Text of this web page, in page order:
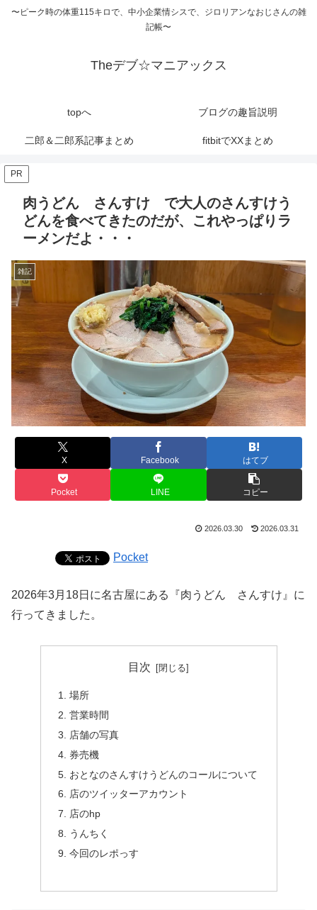
〜ピーク時の体重115キロで、中小企業情シスで、ジロリアンなおじさんの雑
記帳〜
Theデブ☆マニアックス
topへ ブログの趣旨説明
二郎＆二郎系記事まとめ fitbitでXXまとめ
PR
肉うどん さんすけ で大人のさんすけう
どんを食べてきたのだが、これやっぱりラ
ーメンだよ・・・
雑記
X Facebook はてブ
Pocket LINE コピー
2026.03.30 2026.03.31
Pocket
2026年3月18日に名古屋にある『肉うどん さんすけ』に
行ってきました。
目次
場所
営業時間
店舗の写真
券売機
おとなのさんすけうどんのコールについて
店のツイッターアカウント
店のhp
うんちく
今回のレポっす